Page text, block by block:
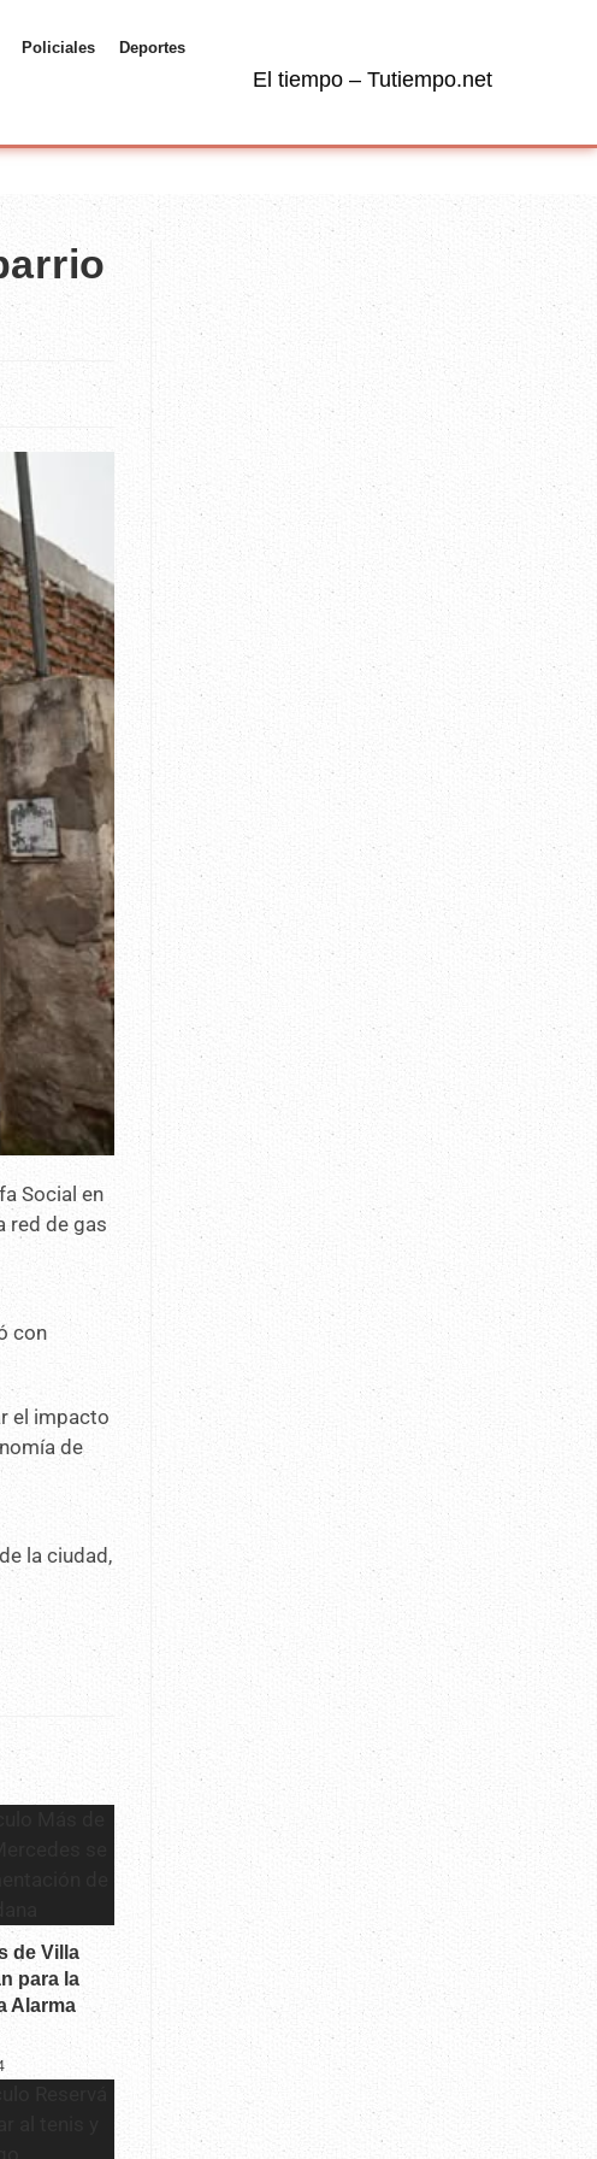
Policiales Deportes
El tiempo – Tutiempo.net
Social en
red de gas
con
el impacto
de
la ciudad,
de Villa
para la
Alarma